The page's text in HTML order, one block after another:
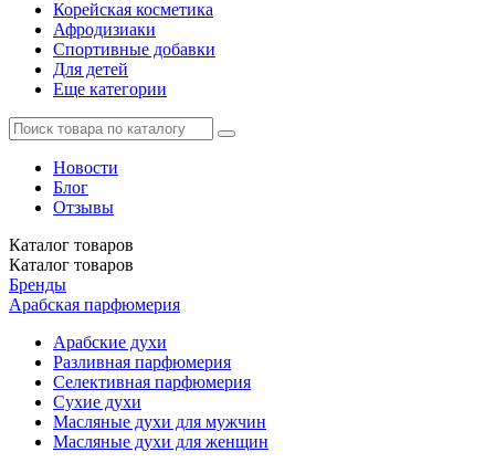
Корейская косметика
Афродизиаки
Спортивные добавки
Для детей
Еще категории
Новости
Блог
Отзывы
Каталог товаров
Каталог товаров
Бренды
Арабская парфюмерия
Арабские духи
Разливная парфюмерия
Селективная парфюмерия
Сухие духи
Масляные духи для мужчин
Масляные духи для женщин